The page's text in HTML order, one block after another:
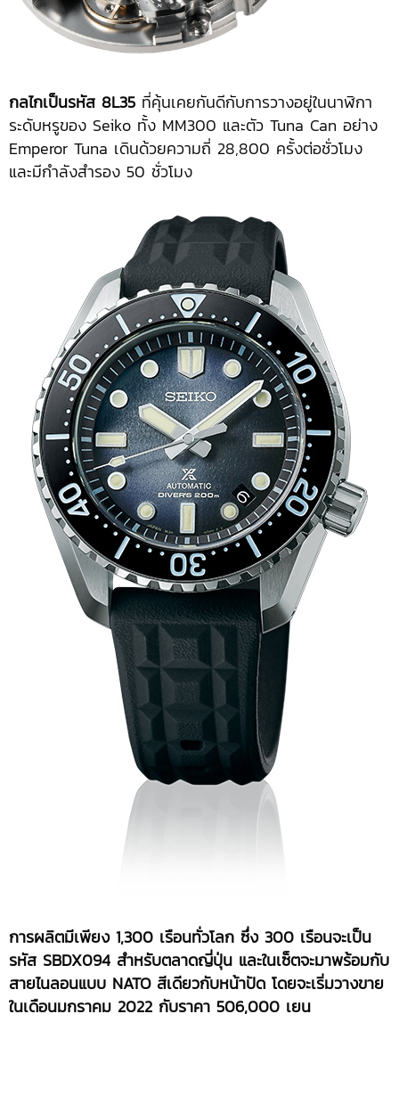
กลไกเป็นรหัส 8L35 ที่คุ้นเคยกันดีกับการวางอยู่ในนาฬิกา
ระดับหรูของ Seiko ทั้ง MM300 และตัว Tuna Can อย่าง
Emperor Tuna เดินด้วยความถี่ 28,800 ครั้งต่อชั่วโมง
และมีกำลังสำรอง 50 ชั่วโมง
การผลิตมีเพียง 1,300 เรือนทั่วโลก ซึ่ง 300 เรือนจะเป็น
รหัส SBDX094 สำหรับตลาดญี่ปุ่น และในเซ็ตจะมาพร้อมกับ
สายไนลอนแบบ NATO สีเดียวกับหน้าปัด โดยจะเริ่มวางขาย
ในเดือนมกราคม 2022 กับราคา 506,000 เยน